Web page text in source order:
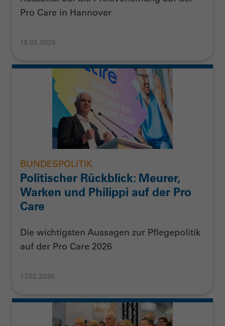
Pro Care in Hannover
19.02.2026
BUNDESPOLITIK
Politischer Rückblick: Meurer,
Warken und Philippi auf der Pro
Care
Die wichtigsten Aussagen zur Pflegepolitik
auf der Pro Care 2026
17.02.2026